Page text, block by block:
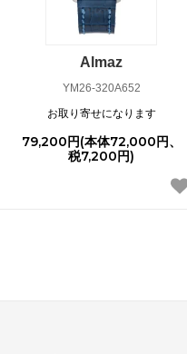
Almaz
YM26-320A652
お取り寄せになります
79,200円(本体72,000円、
税7,200円)